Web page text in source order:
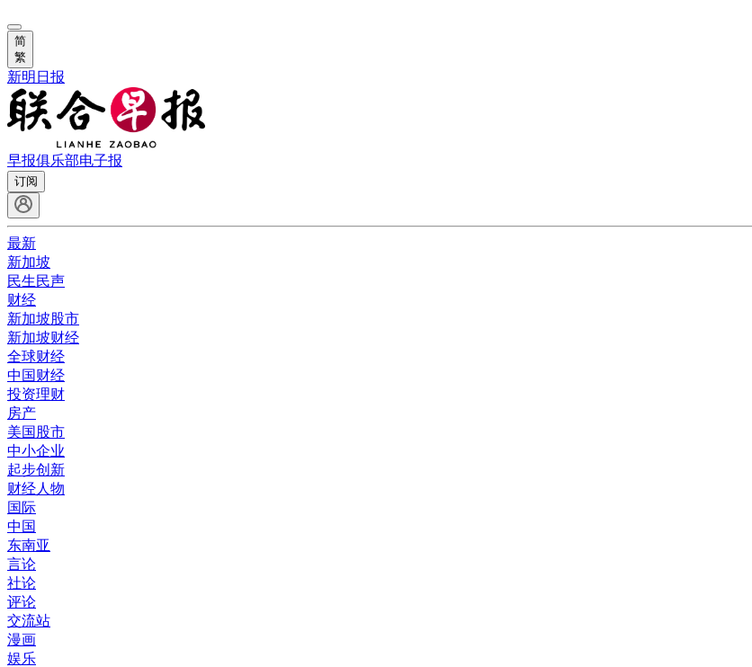
简
繁
新明日报
早报俱乐部电子报
订阅
最新
新加坡
民生民声
财经
新加坡股市
新加坡财经
全球财经
中国财经
投资理财
房产
美国股市
中小企业
起步创新
财经人物
国际
中国
东南亚
言论
社论
评论
交流站
漫画
娱乐